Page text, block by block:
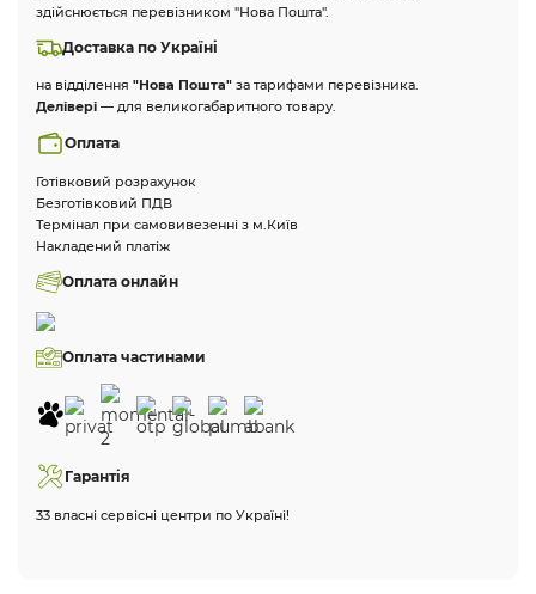
здійснюється перевізником "Нова Пошта".
Доставка по Україні
на відділення "Нова Пошта" за тарифами перевізника.
Делівері — для великогабаритного товару.
Оплата
Готівковий розрахунок
Безготівковий ПДВ
Термінал при самовивезенні з м.Київ
Накладений платіж
Оплата онлайн
Оплата частинами
Гарантія
33 власні сервісні центри по Україні!